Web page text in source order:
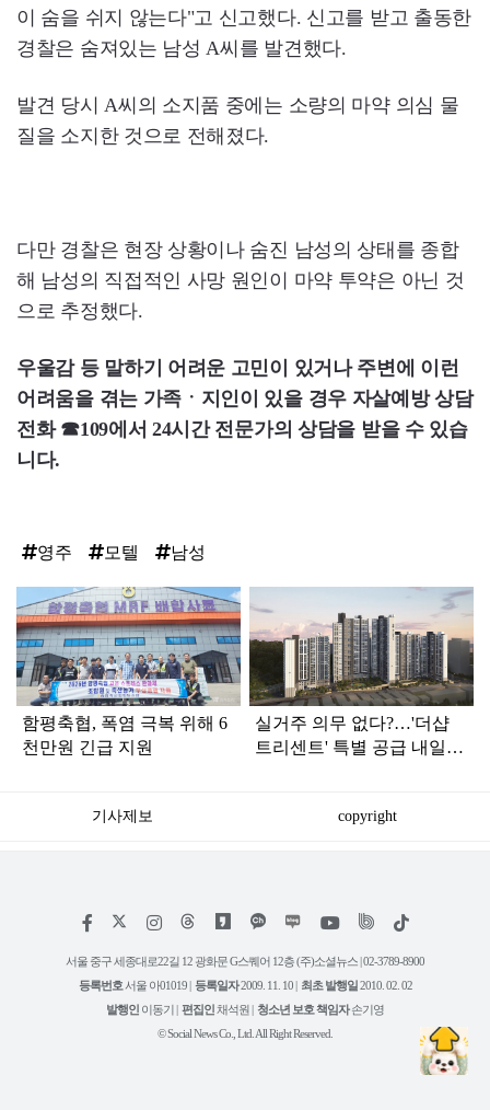
이 숨을 쉬지 않는다"고 신고했다. 신고를 받고 출동한
경찰은 숨져있는 남성 A씨를 발견했다.
발견 당시 A씨의 소지품 중에는 소량의 마약 의심 물
질을 소지한 것으로 전해졌다.
다만 경찰은 현장 상황이나 숨진 남성의 상태를 종합
해 남성의 직접적인 사망 원인이 마약 투약은 아닌 것
으로 추정했다.
우울감 등 말하기 어려운 고민이 있거나 주변에 이런
어려움을 겪는 가족ㆍ지인이 있을 경우 자살예방 상담
전화 ☎109에서 24시간 전문가의 상담을 받을 수 있습
니다.
영주 모텔 남성
라
인
함평축협, 폭염 극복 위해 6
천만원 긴급 지원
실거주 의무 없다?…'더샵
트리센트' 특별 공급 내일
기사제보 copyright
페
스
인
타
램
위
트
유
튜
틱
서울 중구 세종대로22길 12 광화문 G스퀘어 12층 (주)소셜뉴스 | 02-3789-8900
등록번호 서울 아01019 | 등록일자2009. 11. 10 | 최초 발행일2010. 02. 02
발행인 이동기 | 편집인채석원 | 청소년 보호 책임자손기영
© Social News Co., Ltd. All Right Reserved.